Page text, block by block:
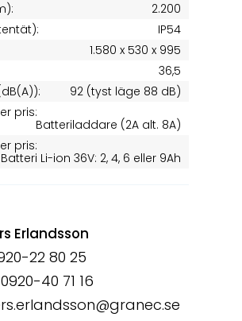
2.200
IP54
1.580 x 530 x 995
36,5
92 (tyst läge 88 dB)
pris:
Batteriladdare (2A alt. 8A)
pris:
Batteri Li-ion 36V: 2, 4, 6 eller 9Ah
Erlandsson
22 80 25
40 71 16